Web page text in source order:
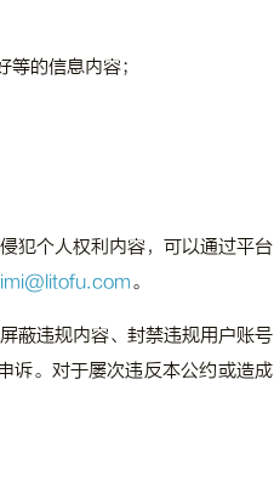
的信息内容；
犯个人权利内容，可以通过平台
。
蔽违规内容、封禁违规用户账号
诉。对于屡次违反本公约或造成